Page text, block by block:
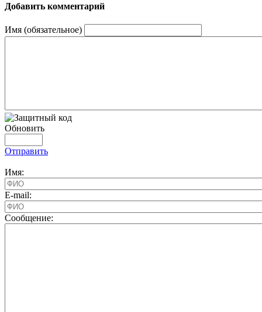
Добавить комментарий
Имя (обязательное)
Обновить
Отправить
Имя:
E-mail:
Cообщение: